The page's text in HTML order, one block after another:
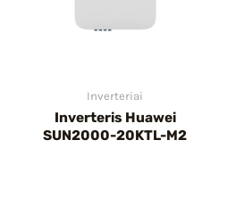
Inverteriai
Inverteris Huawei
SUN2000-20KTL-M2